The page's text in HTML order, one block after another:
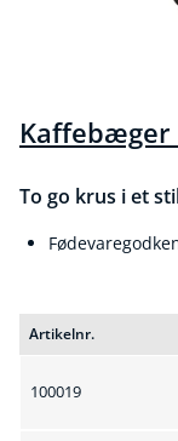
Kaffebæger
To go krus i et
Artikelnr.
100019